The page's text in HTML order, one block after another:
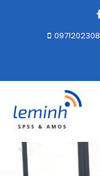
0971202308